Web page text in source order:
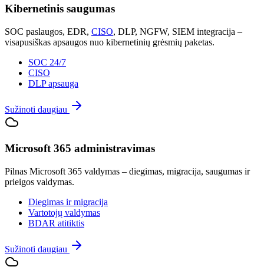
Kibernetinis saugumas
SOC paslaugos, EDR, CISO, DLP, NGFW, SIEM integracija –
visapusiškas apsaugos nuo kibernetinių grėsmių paketas.
SOC 24/7
CISO
DLP apsauga
Sužinoti daugiau
Microsoft 365 administravimas
Pilnas Microsoft 365 valdymas – diegimas, migracija, saugumas ir
prieigos valdymas.
Diegimas ir migracija
Vartotojų valdymas
BDAR atitiktis
Sužinoti daugiau